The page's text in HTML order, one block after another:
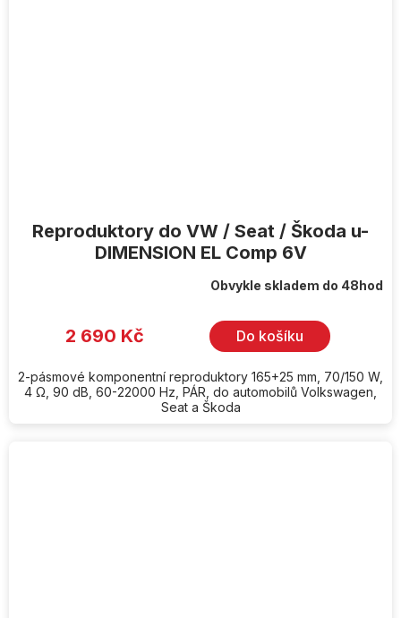
Reproduktory do VW / Seat / Škoda u-
DIMENSION EL Comp 6V
Obvykle skladem do 48hod
2 690 Kč Do košíku
2-pásmové komponentní reproduktory 165+25 mm, 70/150 W,
4 Ω, 90 dB, 60-22000 Hz, PÁR, do automobilů Volkswagen,
Seat a Škoda